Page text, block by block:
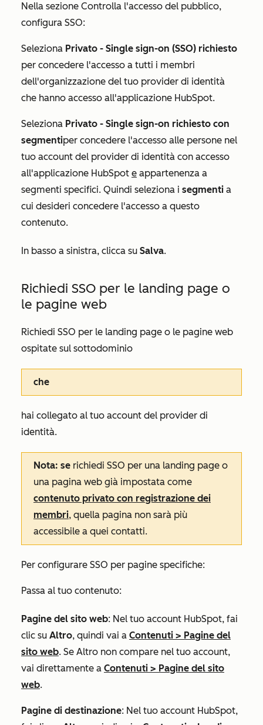
Nella sezione Controlla l'accesso del pubblico,
configura SSO:
Seleziona Privato - Single sign-on (SSO) richiesto
per concedere l'accesso a tutti i membri
dell'organizzazione del tuo provider di identità
che hanno accesso all'applicazione HubSpot.
Seleziona Privato - Single sign-on richiesto con
segmentiper concedere l'accesso alle persone nel
tuo account del provider di identità con accesso
all'applicazione HubSpot e appartenenza a
segmenti specifici. Quindi seleziona i segmenti a
cui desideri concedere l'accesso a questo
contenuto.
In basso a sinistra, clicca su Salva.
Richiedi SSO per le landing page o
le pagine web
Richiedi SSO per le landing page o le pagine web
ospitate sul sottodominio
che
hai collegato al tuo account del provider di
identità.
Nota: se richiedi SSO per una landing page o
una pagina web già impostata come
contenuto privato con registrazione dei
membri, quella pagina non sarà più
accessibile a quei contatti.
Per configurare SSO per pagine specifiche:
Passa al tuo contenuto:
Pagine del sito web: Nel tuo account HubSpot, fai
clic su Altro, quindi vai a Contenuti > Pagine del
sito web. Se Altro non compare nel tuo account,
vai direttamente a Contenuti > Pagine del sito
web.
Pagine di destinazione: Nel tuo account HubSpot,